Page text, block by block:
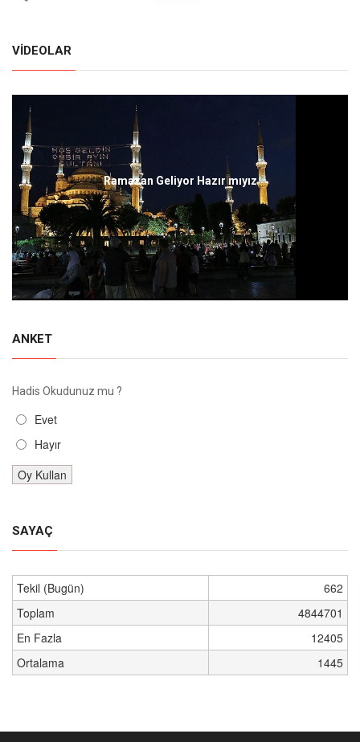
VIDEOLAR
Ramazan Geliyor Hazır mıyız
ANKET
Hadis Okudunuz mu ?
Evet
Hayır
SAYAÇ
Tekil (Bugün)
662
Toplam
4844701
En Fazla
12405
Ortalama
1445